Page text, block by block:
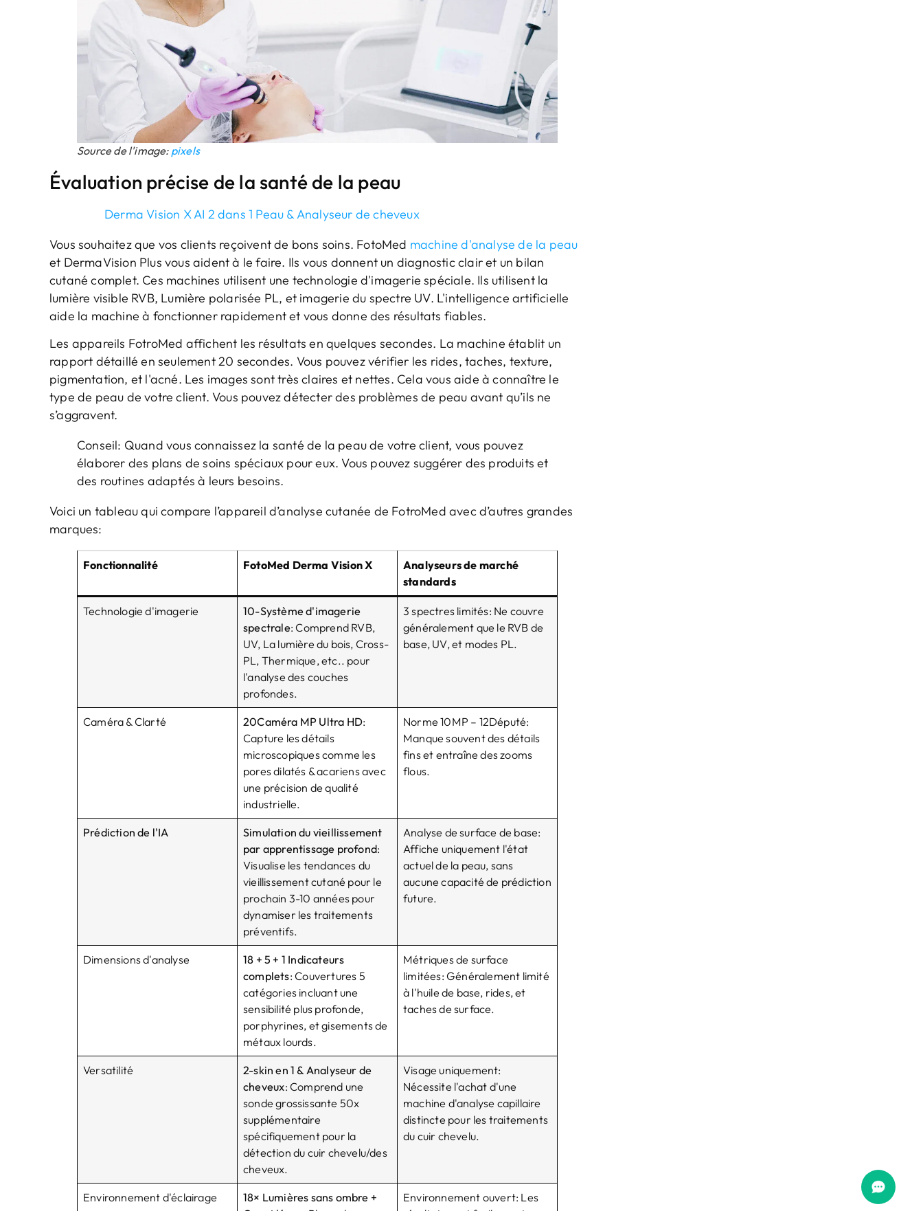
Source de l'image: pixels
Évaluation précise de la santé de la peau
Derma Vision X AI 2 dans 1 Peau & Analyseur de cheveux
Vous souhaitez que vos clients reçoivent de bons soins. FotoMed machine d'analyse de la peau
et DermaVision Plus vous aident à le faire. Ils vous donnent un diagnostic clair et un bilan
cutané complet. Ces machines utilisent une technologie d'imagerie spéciale. Ils utilisent la
lumière visible RVB, Lumière polarisée PL, et imagerie du spectre UV. L'intelligence artificielle
aide la machine à fonctionner rapidement et vous donne des résultats fiables.
Les appareils FotroMed affichent les résultats en quelques secondes. La machine établit un
rapport détaillé en seulement 20 secondes. Vous pouvez vérifier les rides, taches, texture,
pigmentation, et l'acné. Les images sont très claires et nettes. Cela vous aide à connaître le
type de peau de votre client. Vous pouvez détecter des problèmes de peau avant qu’ils ne
s’aggravent.
Conseil: Quand vous connaissez la santé de la peau de votre client, vous pouvez
élaborer des plans de soins spéciaux pour eux. Vous pouvez suggérer des produits et
des routines adaptés à leurs besoins.
Voici un tableau qui compare l’appareil d’analyse cutanée de FotroMed avec d’autres grandes
marques:
Fonctionnalité FotoMed Derma Vision X
Analyseurs de marché
standards
Technologie d'imagerie
10-Système d'imagerie
spectrale: Comprend RVB,
UV, La lumière du bois, Cross-
PL, Thermique, etc.. pour
l'analyse des couches
profondes.
3 spectres limités: Ne couvre
généralement que le RVB de
base, UV, et modes PL.
Caméra & Clarté 20Caméra MP Ultra HD:
Capture les détails
microscopiques comme les
pores dilatés & acariens avec
une précision de qualité
industrielle.
Norme 10MP – 12Député:
Manque souvent des détails
fins et entraîne des zooms
flous.
Prédiction de l'IA
Simulation du vieillissement
par apprentissage profond:
Visualise les tendances du
vieillissement cutané pour le
prochain 3-10 années pour
dynamiser les traitements
préventifs.
Analyse de surface de base:
Affiche uniquement l'état
actuel de la peau, sans
aucune capacité de prédiction
future.
Dimensions d'analyse
18 + 5 + 1 Indicateurs
complets: Couvertures 5
catégories incluant une
sensibilité plus profonde,
porphyrines, et gisements de
métaux lourds.
Métriques de surface
limitées: Généralement limité
à l'huile de base, rides, et
taches de surface.
Versatilité
2-skin en 1 & Analyseur de
cheveux: Comprend une
sonde grossissante 50x
supplémentaire
spécifiquement pour la
détection du cuir chevelu/des
cheveux.
Visage uniquement:
Nécessite l'achat d'une
machine d'analyse capillaire
distincte pour les traitements
du cuir chevelu.
Environnement d'éclairage
18× Lumières sans ombre +
Environnement ouvert: Les